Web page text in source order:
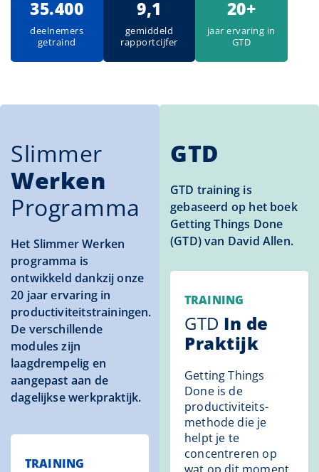
35.400
deelnemers
getraind
9,1
gemiddeld
rapportcijfer
20+
jaar ervaring in
GTD
Slimmer
Werken
Programma
Het Slimmer Werken
programma is
ontwikkeld dankzij onze
20 jaar ervaring in
productiviteitstrainingen.
De verschillende
modules zijn
laagdrempelig en
aangepast aan de
dagelijkse werkpraktijk.
TRAINING
GTD
GTD training is
gebaseerd op het boek
Getting Things Done
(GTD) van David Allen.
TRAINING
GTD In de
Praktijk
Getting Things
Done is de
productiviteits-
methode die je
helpt je te
concentreren op